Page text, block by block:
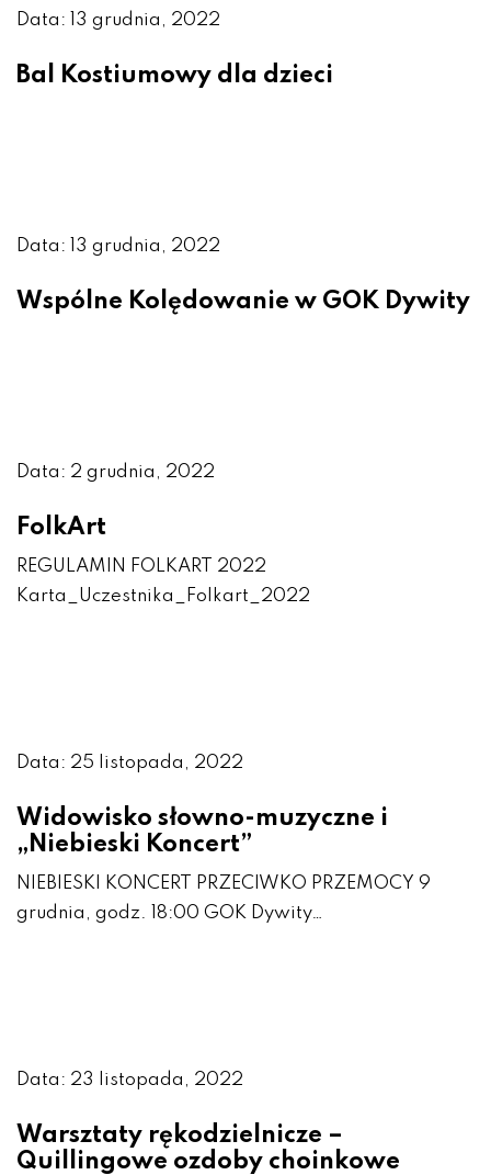
Data: 13 grudnia, 2022
Bal Kostiumowy dla dzieci
Data: 13 grudnia, 2022
Wspólne Kolędowanie w GOK Dywity
Data: 2 grudnia, 2022
FolkArt
REGULAMIN FOLKART 2022
Karta_Uczestnika_Folkart_2022
Data: 25 listopada, 2022
Widowisko słowno-muzyczne i
„Niebieski Koncert”
NIEBIESKI KONCERT PRZECIWKO PRZEMOCY 9
grudnia, godz. 18:00 GOK Dywity…
Data: 23 listopada, 2022
Warsztaty rękodzielnicze –
Quillingowe ozdoby choinkowe